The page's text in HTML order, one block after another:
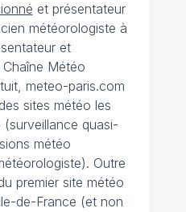
et présentateur
météorologiste à
et
Météo
meteo-paris.com
sites météo les
quasi-
météo
Outre
premier site météo
de-France (et non